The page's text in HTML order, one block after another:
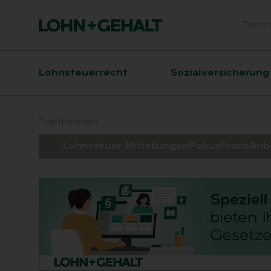
Hauptnavigation
Lohnsteuerrecht Sozialversicherung